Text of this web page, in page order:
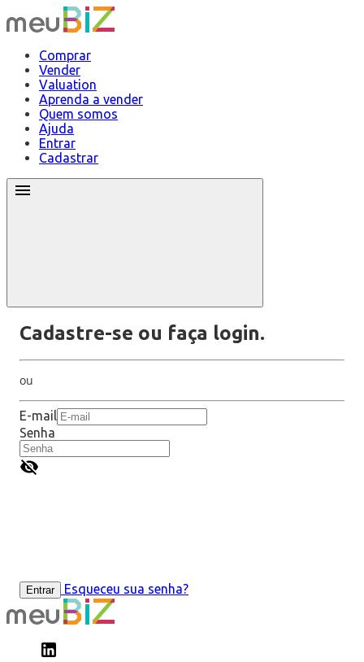
Comprar
Vender
Valuation
Aprenda a vender
Quem somos
Ajuda
Entrar
Cadastrar
Cadastre-se ou faça login.
ou
E-mail
Senha
Entrar Esqueceu sua senha?